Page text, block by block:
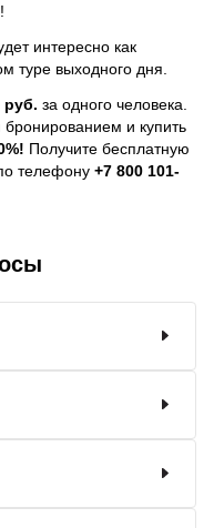
интересно как
туре выходного дня.
руб. за одного человека.
и купить
Получите бесплатную
телефону +7 800 101-